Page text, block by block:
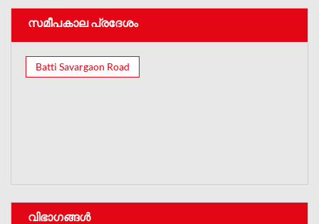
സമീപകാല പ്രദേശം
Batti Savargaon Road
വിഭാഗങ്ങൾ